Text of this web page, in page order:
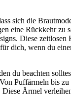
sich die
eine Rückkehr zu
Diese zeitlosen
dich, wenn du
du beachten
Puffärmeln bis zu
Ärmel